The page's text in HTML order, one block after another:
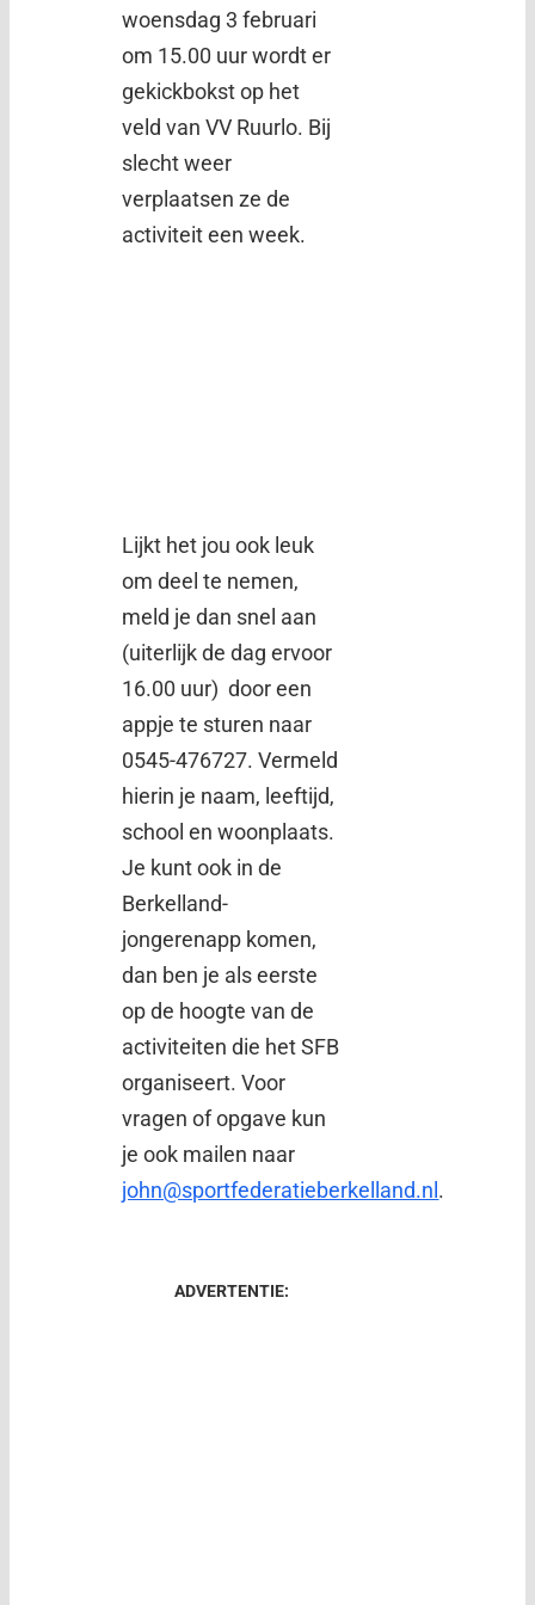
woensdag 3 februari
om 15.00 uur wordt er
gekickbokst op het
veld van VV Ruurlo. Bij
slecht weer
verplaatsen ze de
activiteit een week.
Lijkt het jou ook leuk
om deel te nemen,
meld je dan snel aan
(uiterlijk de dag ervoor
16.00 uur) door een
appje te sturen naar
0545-476727. Vermeld
hierin je naam, leeftijd,
school en woonplaats.
Je kunt ook in de
Berkelland-
jongerenapp komen,
dan ben je als eerste
op de hoogte van de
activiteiten die het SFB
organiseert. Voor
vragen of opgave kun
je ook mailen naar
john@sportfederatieberkelland.nl .
ADVERTENTIE: